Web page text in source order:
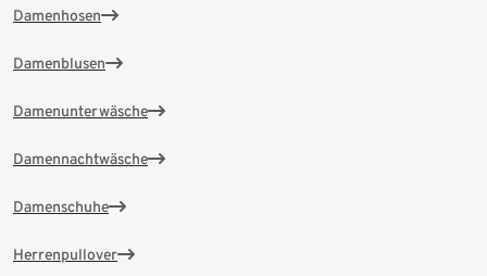
Damenhosen
Damenblusen
Damenunterwäsche
Damennachtwäsche
Damenschuhe
Herrenpullover